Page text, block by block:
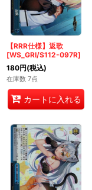
【RRR仕様】返歌
[WS_GRI/S112-097R]
180円(税込)
在庫数 7点
カートに入れる